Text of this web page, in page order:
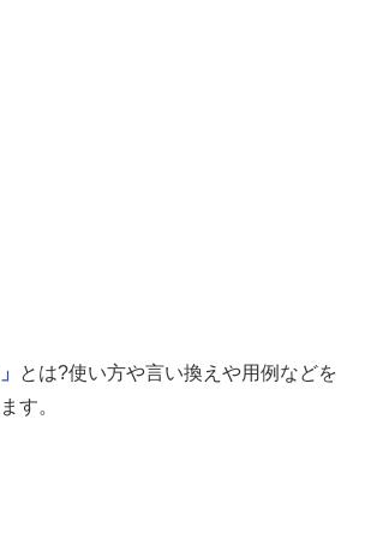
とは?使い方や言い換えや用例などを
す。